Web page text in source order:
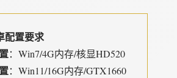
配置要求
​：Win7/4G内存/核显HD520
​：Win11/16G内存/GTX1660